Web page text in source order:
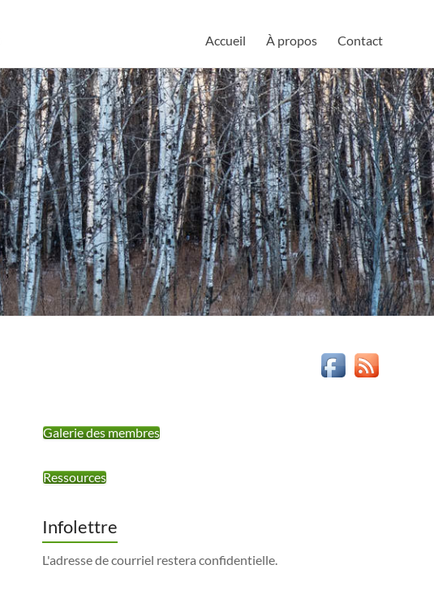
Accueil À propos Contact
Galerie des membres
Ressources
Infolettre
L'adresse de courriel restera confidentielle.